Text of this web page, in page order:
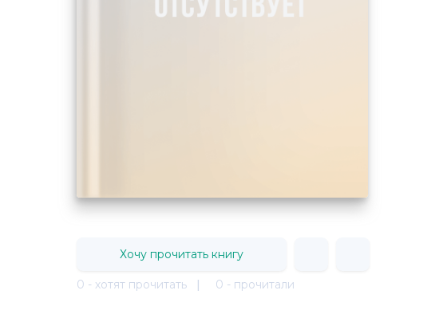
Хочу прочитать книгу
0 - хотят прочитать | 0 - прочитали